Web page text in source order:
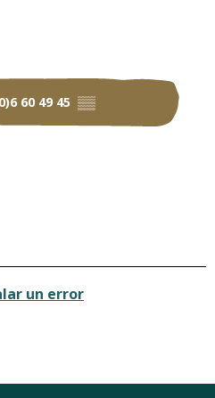
60 49 45 ▒▒
un error